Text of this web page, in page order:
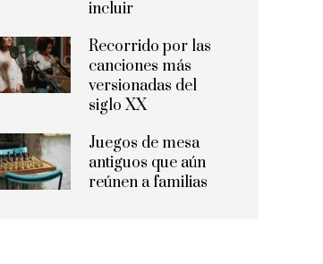
incluir
Recorrido por las
canciones más
versionadas del
siglo XX
Juegos de mesa
antiguos que aún
reúnen a familias